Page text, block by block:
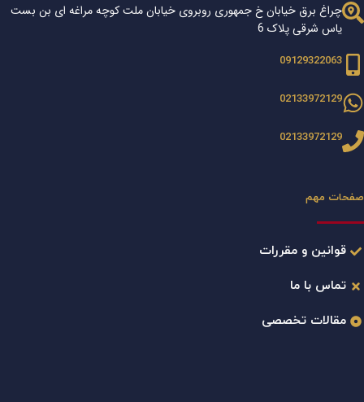
چراغ برق خیابان خ جمهوری روبروی خیابان ملت کوچه مراغه ای بن بست
یاس شرقی پلاک 6
09129322063
02133972129
02133972129
صفحات مهم
قوانین و مقررات
تماس با ما
مقالات تخصصی